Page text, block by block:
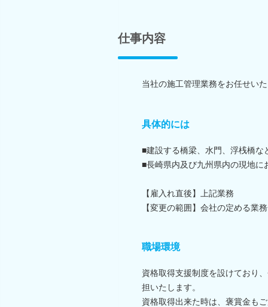
仕事内容
当社の施工管理業務をお任せい
具体的には
■建設する橋梁、水門、浮桟橋
■長崎県内及び九州県内の現地
【雇入れ直後】上記業務
【変更の範囲】会社の定める業
職場環境
資格取得支援制度を設けており
担いたします。
資格取得出来た時は、褒賞金も